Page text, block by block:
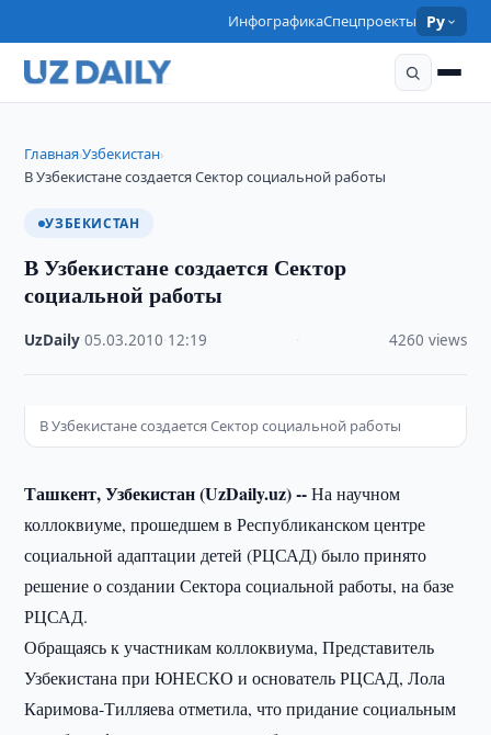
ИнфографикаСпецпроекты Ру
Главная›Узбекистан›
В Узбекистане создается Сектор социальной работы
УЗБЕКИСТАН
В Узбекистане создается Сектор
социальной работы
UzDaily ·05.03.2010 12:19 4260 views
В Узбекистане создается Сектор социальной работы
Ташкент, Узбекистан (UzDaily.uz) --На научном
коллоквиуме, прошедшем в Республиканском центре
социальной адаптации детей (РЦСАД) было принято
решение о создании Сектора социальной работы, на базе
РЦСАД.
Обращаясь к участникам коллоквиума, Представитель
Узбекистана при ЮНЕСКО и основатель РЦСАД, Лола
Каримова-Тилляева отметила, что придание социальным